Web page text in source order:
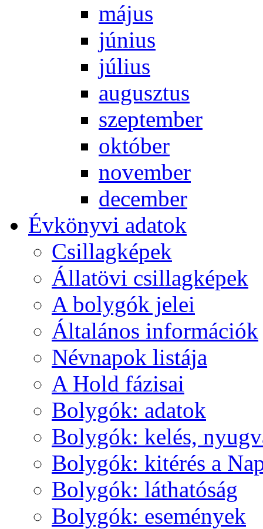
má­jus
jú­ni­us
jú­li­us
au­gusz­tus
szep­tem­ber
ok­tó­ber
no­vem­ber
de­cem­ber
Év­köny­vi ada­tok
Csil­lag­ké­pek
Ál­lat­övi csil­lag­ké­pek
A boly­gók je­lei
Ál­ta­lá­nos in­for­má­ci­ók
Név­na­pok lis­tá­ja
A Hold fá­zi­sai
Boly­gók: ada­tok
Boly­gók: ke­lés,
Boly­gók: ki­té­rés a
Boly­gók: lát­ha­tó­ság
Boly­gók: ese­mé­nyek